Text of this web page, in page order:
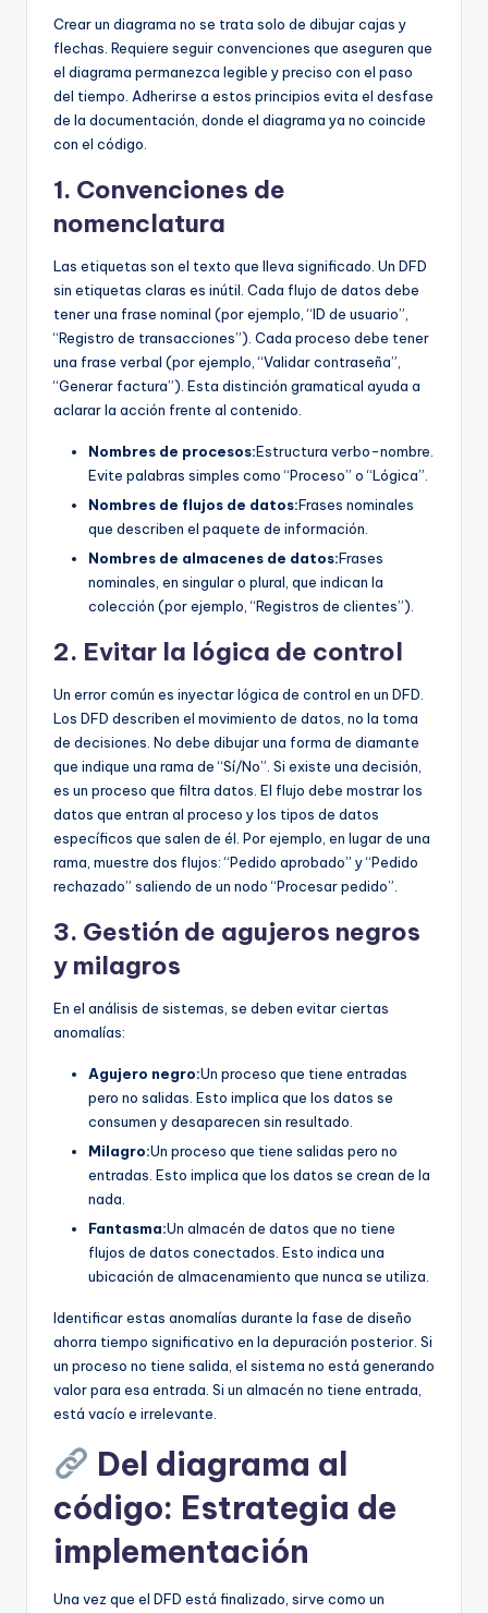
Crear un diagrama no se trata solo de dibujar cajas y
flechas. Requiere seguir convenciones que aseguren que
el diagrama permanezca legible y preciso con el paso
del tiempo. Adherirse a estos principios evita el desfase
de la documentación, donde el diagrama ya no coincide
con el código.
1. Convenciones de
nomenclatura
Las etiquetas son el texto que lleva significado. Un DFD
sin etiquetas claras es inútil. Cada flujo de datos debe
tener una frase nominal (por ejemplo, “ID de usuario”,
“Registro de transacciones”). Cada proceso debe tener
una frase verbal (por ejemplo, “Validar contraseña”,
“Generar factura”). Esta distinción gramatical ayuda a
aclarar la acción frente al contenido.
Nombres de procesos:Estructura verbo-nombre.
Evite palabras simples como “Proceso” o “Lógica”.
Nombres de flujos de datos:Frases nominales
que describen el paquete de información.
Nombres de almacenes de datos:Frases
nominales, en singular o plural, que indican la
colección (por ejemplo, “Registros de clientes”).
2. Evitar la lógica de control
Un error común es inyectar lógica de control en un DFD.
Los DFD describen el movimiento de datos, no la toma
de decisiones. No debe dibujar una forma de diamante
que indique una rama de “Sí/No”. Si existe una decisión,
es un proceso que filtra datos. El flujo debe mostrar los
datos que entran al proceso y los tipos de datos
específicos que salen de él. Por ejemplo, en lugar de una
rama, muestre dos flujos: “Pedido aprobado” y “Pedido
rechazado” saliendo de un nodo “Procesar pedido”.
3. Gestión de agujeros negros
y milagros
En el análisis de sistemas, se deben evitar ciertas
anomalías:
Agujero negro:Un proceso que tiene entradas
pero no salidas. Esto implica que los datos se
consumen y desaparecen sin resultado.
Milagro:Un proceso que tiene salidas pero no
entradas. Esto implica que los datos se crean de la
nada.
Fantasma:Un almacén de datos que no tiene
flujos de datos conectados. Esto indica una
ubicación de almacenamiento que nunca se utiliza.
Identificar estas anomalías durante la fase de diseño
ahorra tiempo significativo en la depuración posterior. Si
un proceso no tiene salida, el sistema no está generando
valor para esa entrada. Si un almacén no tiene entrada,
está vacío e irrelevante.
Del diagrama al
código: Estrategia de
implementación
Una vez que el DFD está finalizado, sirve como un